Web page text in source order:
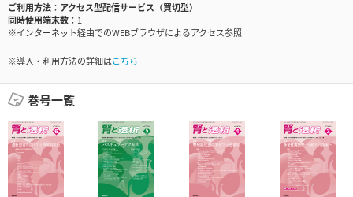
ご利用方法
アクセス型配信サービス（買切型）
同時使用端末数
1
※インターネット経由でのWEBブラウザによるアクセス参照
※導入・利用方法の詳細はこちら
巻号一覧